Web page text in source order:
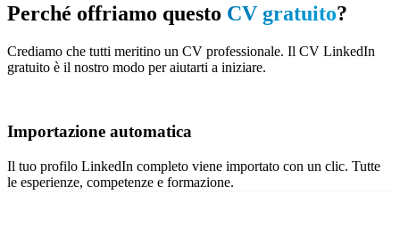
Perché offriamo questo CV gratuito?
Crediamo che tutti meritino un CV professionale. Il CV LinkedIn
gratuito è il nostro modo per aiutarti a iniziare.
Importazione automatica
Il tuo profilo LinkedIn completo viene importato con un clic. Tutte
le esperienze, competenze e formazione.